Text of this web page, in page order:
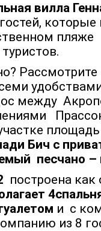
вилла
пляже
Рассмотрите
между
Бич с
песчано
построена
и с
из 8